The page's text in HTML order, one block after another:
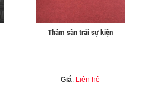
Thảm sàn trải sự kiện
Giá: Liên hệ